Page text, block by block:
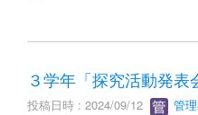
３学年「探究活動発表
投稿日時 : 2024/09/12 管